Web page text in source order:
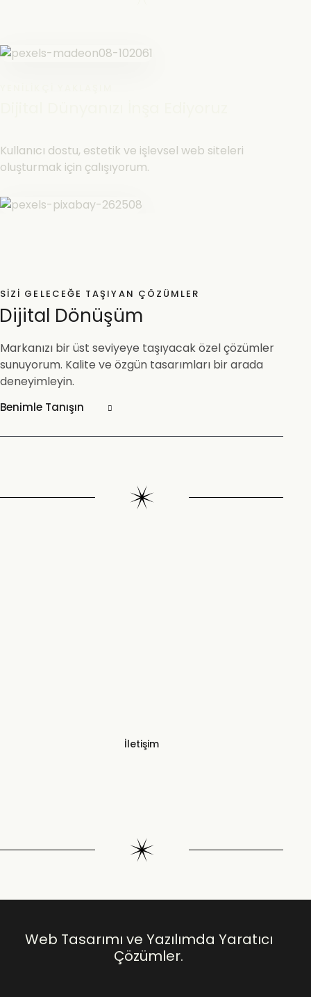
Kullanıcı dostu, estetik ve işlevsel web siteleri
oluşturmak için çalışıyorum.
SIZI GELECEĞE TAŞIYAN ÇÖZÜMLER
Dijital Dönüşüm
Markanızı bir üst seviyeye taşıyacak özel çözümler
sunuyorum. Kalite ve özgün tasarımları bir arada
deneyimleyin.
Benimle Tanışın
İletişim
Web Tasarımı ve Yazılımda Yaratıcı
Çözümler.